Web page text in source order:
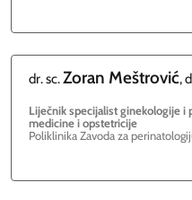
dr. sc.Zoran Meštrović,
Liječnik specijalist ginekologije i
medicine i opstetricije
Poliklinika Zavoda za